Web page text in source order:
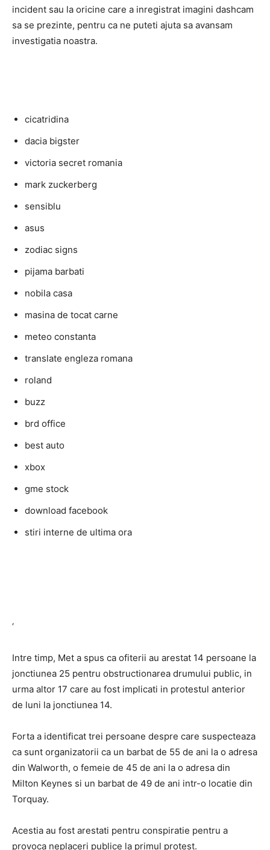
incident sau la oricine care a inregistrat imagini dashcam
sa se prezinte, pentru ca ne puteti ajuta sa avansam
investigatia noastra.
cicatridina
dacia bigster
victoria secret romania
mark zuckerberg
sensiblu
asus
zodiac signs
pijama barbati
nobila casa
masina de tocat carne
meteo constanta
translate engleza romana
roland
buzz
brd office
best auto
xbox
gme stock
download facebook
stiri interne de ultima ora
‘
Intre timp, Met a spus ca ofiterii au arestat 14 persoane la
jonctiunea 25 pentru obstructionarea drumului public, in
urma altor 17 care au fost implicati in protestul anterior
de luni la jonctiunea 14.
Forta a identificat trei persoane despre care suspecteaza
ca sunt organizatorii ca un barbat de 55 de ani la o adresa
din Walworth, o femeie de 45 de ani la o adresa din
Milton Keynes si un barbat de 49 de ani intr-o locatie din
Torquay.
Acestia au fost arestati pentru conspiratie pentru a
provoca neplaceri publice la primul protest.